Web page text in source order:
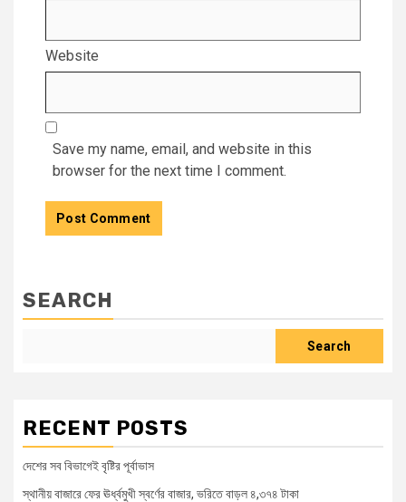
Website
Save my name, email, and website in this
browser for the next time I comment.
SEARCH
Search
RECENT POSTS
দেশের সব বিভাগেই বৃষ্টির পূর্বাভাস
স্থানীয় বাজারে ফের ঊর্ধ্বমুখী স্বর্ণের বাজার, ভরিতে বাড়ল ৪,৩৭৪ টাকা